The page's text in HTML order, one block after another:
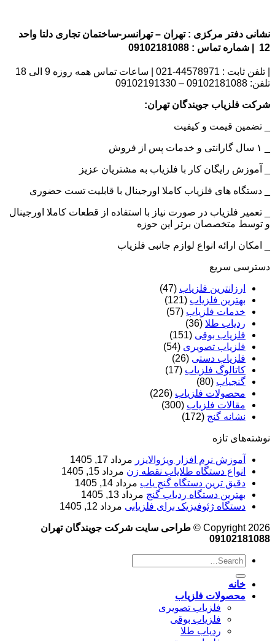
نشانی دفتر مرکزی : تهران – تهرانسر-ساختمان تجاری دلتا واحد
12 | شماره تماس : 09102181088
| تلفن ثابت : 44578971-021 | ساعات تماس همه روزه 9 الی 18
تلفن: 09102181088 – 09102191330
شرکت فلزیاب جویندگان تهران:
_ تضمین قیمت و کیفیت
_ آموزش رایگان کار با فلزیاب به مشتریان عزیز
_ دستگاه های فلزیاب کاملا اورجینال با قابلیت تست حضوری
_ تعمیر فلزیاب در صورت نیاز با استفاده از قطعات کاملا اورجینال
و توسط متخصصان برتر این حوزه
_ امکان ارائه انواع لوازم جانبی فلزیاب
دسترسی سریع
ارزانترین فلزیاب (47)
بهترین فلزیاب (121)
خدمات فلزیاب (57)
ردیاب طلا (36)
فلزیاب بوقی (151)
فلزیاب تصویری (54)
فلزیاب دستی (26)
کاتالوگ فلزیاب (17)
گنجیاب (80)
محصولات فلزیاب (226)
مقالات فلزیاب (300)
نشانه گنج (172)
نوشته‌های تازه
آموزش نرم‌ افزار ویژوالایزر مرداد 17, 1405
انواع دستگاه طلایاب نقطه زن مرداد 15, 1405
دقیق ترین دستگاه گنج یاب مرداد 14, 1405
بهترین دستگاه ردیاب گنج مرداد 13, 1405
دستگاه ژئوفیزیک برای فلزیابی مرداد 12, 1405
Copyright 2026 ©
طراحی سایت شرکت جویندگان تهران
09102181088
خانه
محصولات فلزیاب
فلزیاب تصویری
فلزیاب بوقی
ردیاب طلا